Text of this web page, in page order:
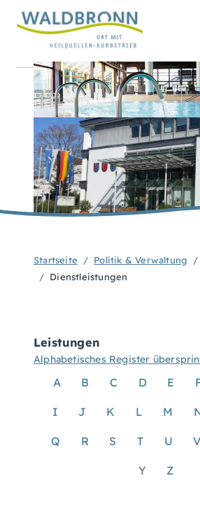
Startseite Politik & Verwaltung
Dienstleistungen
Leistungen
Alphabetisches Register
A B C D E
I J K L M
Q R S T U V
Y Z